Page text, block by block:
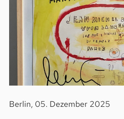
Berlin, 05. Dezember 2025